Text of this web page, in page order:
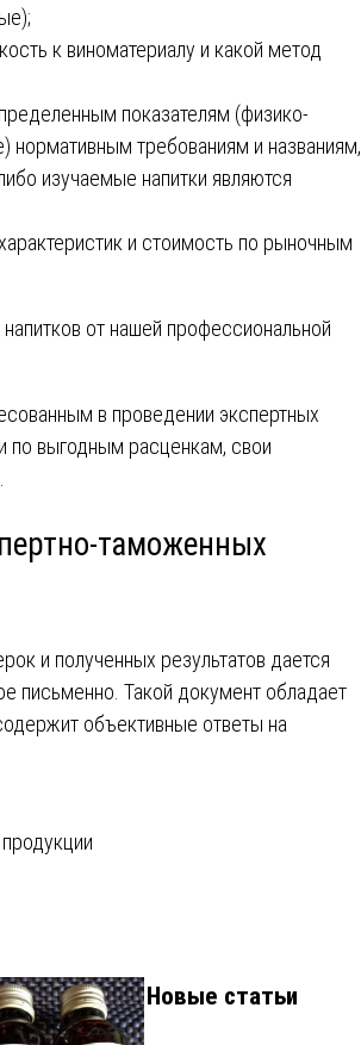
к виноматериалу и какой метод
показателям (физико-
нормативным требованиям и названиям,
изучаемые напитки являются
и стоимость по рыночным
от нашей профессиональной
в проведении экспертных
по выгодным расценкам, свои
таможенных
и полученных результатов дается
письменно. Такой документ обладает
объективные ответы на
Новые статьи